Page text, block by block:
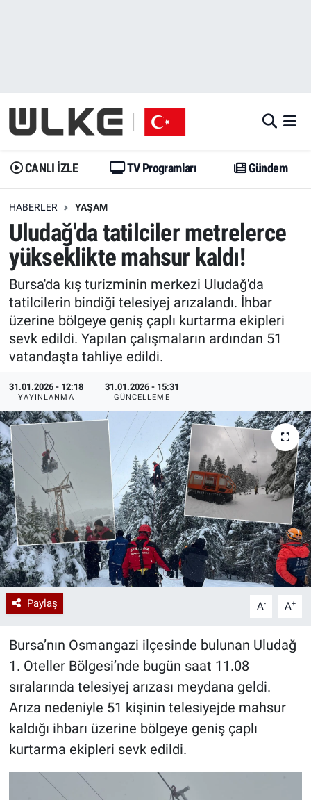
CANLI İZLE TV Programları Gündem
HABERLER YAŞAM
Uludağ'da tatilciler metrelerce
yükseklikte mahsur kaldı!
Bursa'da kış turizminin merkezi Uludağ'da
tatilcilerin bindiği telesiyej arızalandı. İhbar
üzerine bölgeye geniş çaplı kurtarma ekipleri
sevk edildi. Yapılan çalışmaların ardından 51
vatandaşta tahliye edildi.
31.01.2026 - 12:18
YAYINLANMA
31.01.2026 - 15:31
GÜNCELLEME
Paylaş A- A+
Bursa’nın Osmangazi ilçesinde bulunan Uludağ
1. Oteller Bölgesi’nde bugün saat 11.08
sıralarında telesiyej arızası meydana geldi.
Arıza nedeniyle 51 kişinin telesiyejde mahsur
kaldığı ihbarı üzerine bölgeye geniş çaplı
kurtarma ekipleri sevk edildi.
Gündem
Dünya
Erişim Bilgileri
Ekonomi
Trend
Özel Haberler
Gündem
Trend
Erişim Bilgileri
Spor
Ekonomi
Dünya
Kadın
Erişim Bilgileri
Sağlık
Teknoloji
Ramazan
İstanbul Namaz Vakitleri
Trafik Durumu
Erişim Bilgileri
Tüm Manşetler
Son Dakika Haberleri
Haber Arşivi